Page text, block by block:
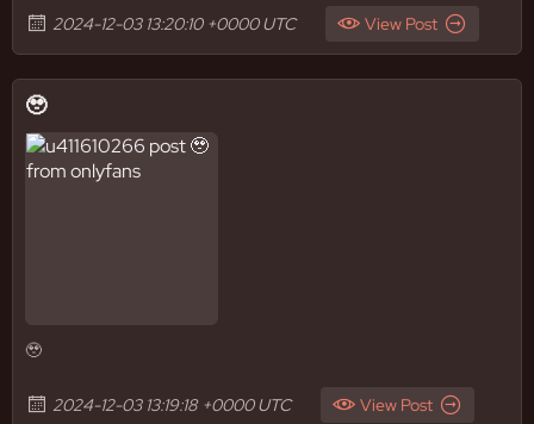
2024-12-03 13:20:10 +0000 UTC View Post
🥹
🥹
2024-12-03 13:19:18 +0000 UTC View Post